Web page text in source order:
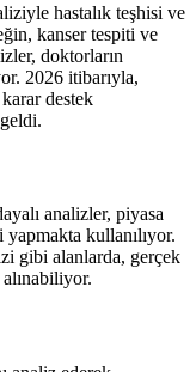
hastalık teşhisi ve
kanser tespiti ve
doktorların
2026 itibarıyla,
destek
analizler, piyasa
yapmakta kullanılıyor.
gibi alanlarda, gerçek